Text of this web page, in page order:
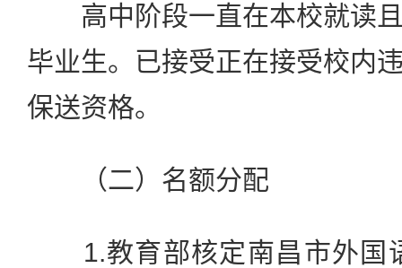
高中阶段一直在本校就读且
毕业生。已接受正在接受校内
保送资格。
（二）名额分配
1.教育部核定南昌市外国